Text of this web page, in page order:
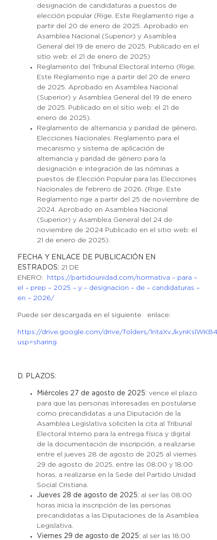
designación de candidaturas a puestos de
elección popular (Rige. Este Reglamento rige a
partir del 20 de enero de 2025. Aprobado en
Asamblea Nacional (Superior) y Asamblea
General del 19 de enero de 2025. Publicado en el
sitio web: el 21 de enero de 2025)
Reglamento del Tribunal Electoral Interno (Rige.
Este Reglamento rige a partir del 20 de enero
de 2025. Aprobado en Asamblea Nacional
(Superior) y Asamblea General del 19 de enero
de 2025. Publicado en el sitio web: el 21 de
enero de 2025).
Reglamento de alternancia y paridad de género,
Elecciones Nacionales: Reglamento para el
mecanismo y sistema de aplicación de
alternancia y paridad de género para la
designación e integración de las nóminas a
puestos de Elección Popular para las Elecciones
Nacionales de febrero de 2026. (Rige. Este
Reglamento rige a partir del 25 de noviembre de
2024. Aprobado en Asamblea Nacional
(Superior) y Asamblea General del 24 de
noviembre de 2024 Publicado en el sitio web: el
21 de enero de 2025).
FECHA Y ENLACE DE PUBLICACIÓN EN
ESTRADOS: 21 DE
ENERO:
https://partidounidad.com/normativa – para –
el – prep – 2025 – y – designacion – de – candidaturas –
en – 2026/
Puede ser descargada en el siguiente enlace:
https://drive.google.com/drive/folders/
usp=sharing
D. PLAZOS:
Miércoles 27 de agosto de 2025: vence el plazo
para que las personas interesadas en postularse
como precandidatas a una Diputación de la
Asamblea Legislativa soliciten la cita al Tribunal
Electoral Interno para la entrega física y digital
de la documentación de inscripción, a realizarse
entre el jueves 28 de agosto de 2025 al viernes
29 de agosto de 2025, entre las 08:00 y 18:00
horas, a realizarse en la Sede del Partido Unidad
Social Cristiana.
Jueves 28 de agosto de 2025: al ser las 08:00
horas inicia la inscripción de las personas
precandidatas a las Diputaciones de la Asamblea
Legislativa.
Viernes 29 de agosto de 2025: al ser las 18:00